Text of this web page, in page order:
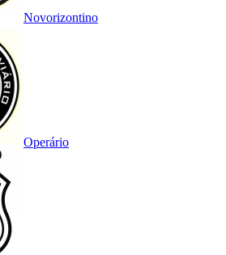
Novorizontino
Operário